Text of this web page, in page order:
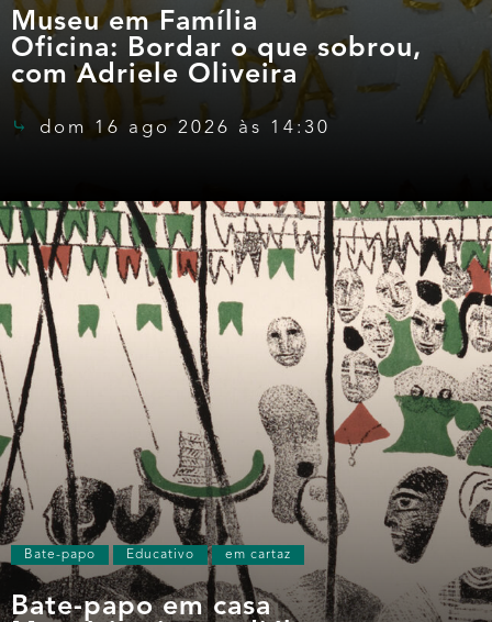
Museu em Família
Oficina: Bordar o que sobrou,
com Adriele Oliveira
dom 16 ago 2026 às 14:30
Bate-papo Educativo em cartaz
Bate-papo em casa